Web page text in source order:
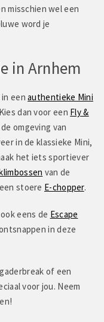
misschien wel een
word je
in Arnhem
in eenauthentieke Mini
dan voor een Fly &
omgeving van
in de klassieke Mini,
het iets sportiever
van de
stoere E-chopper.
eens de Escape
in deze
of een
voor jou. Neem